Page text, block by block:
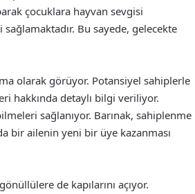
çocuklara hayvan sevgisi
Bu sayede, gelecekte
olarak görüyor. Potansiyel sahiplerle
hakkında detaylı bilgi veriliyor.
sağlanıyor. Barınak, sahiplenme
bir ailenin yeni bir üye kazanması
de kapılarını açıyor.